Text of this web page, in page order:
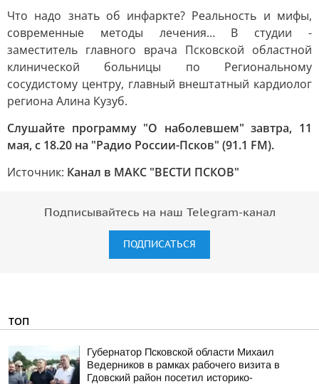
Что надо знать об инфаркте? Реальность и мифы,
современные методы лечения… В студии -
заместитель главного врача Псковской областной
клинической больницы по Региональному
сосудистому центру, главный внештатный кардиолог
региона Алина Кузуб.
Слушайте программу "О наболевшем" завтра, 11
мая, с 18.20 на "Радио России-Псков" (91.1 FM).
Источник: Канал в МАКС "ВЕСТИ ПСКОВ"
Подписывайтесь на наш Telegram-канал
ПОДПИСАТЬСЯ
ТОП
Губернатор Псковской области Михаил
Ведерников в рамках рабочего визита в
Гдовский район посетил историко-